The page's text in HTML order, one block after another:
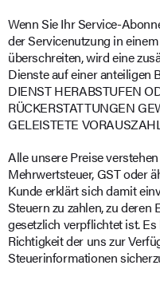
Wenn Sie Ihr Service-
der Servicenutzung in
überschreiten, wird eine
Dienste auf einer anteiligen
DIENST HERABSTUFEN
RÜCKERSTATTUNGEN
GELEISTETE
Alle unsere Preise
Mehrwertsteuer, GST oder
Kunde erklärt sich damit
Steuern zu zahlen, zu
gesetzlich verpflichtet ist.
Richtigkeit der uns zur
Steuerinformationen